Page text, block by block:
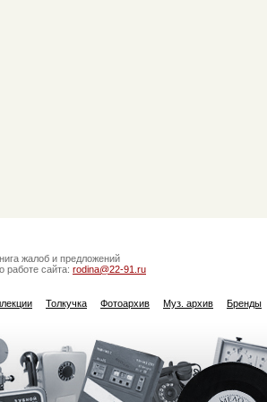
жалоб и предложений
работе сайта: rodina@22-91.ru
Толкучка Фотоархив Муз. архив Бренды